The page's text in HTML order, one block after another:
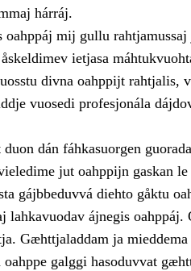
hárráj.
oahppáj mij gullu
ietjasa
divna oahppijt rahtjalis,
vuosedi profesjonála
dán fáhkasuorgen
jut oahppijn gaskan
gájbbeduvvá diehto gåktu
lahkavuodav ájnegis oahppáj.
Gæhttjaladdam ja
galggi hasoduvvat